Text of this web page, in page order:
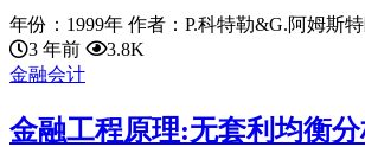
年份：1999年 作者：P.科特勒&G.阿姆斯
3 年前
3.8K
金融会计
金融工程原理:无套利均衡